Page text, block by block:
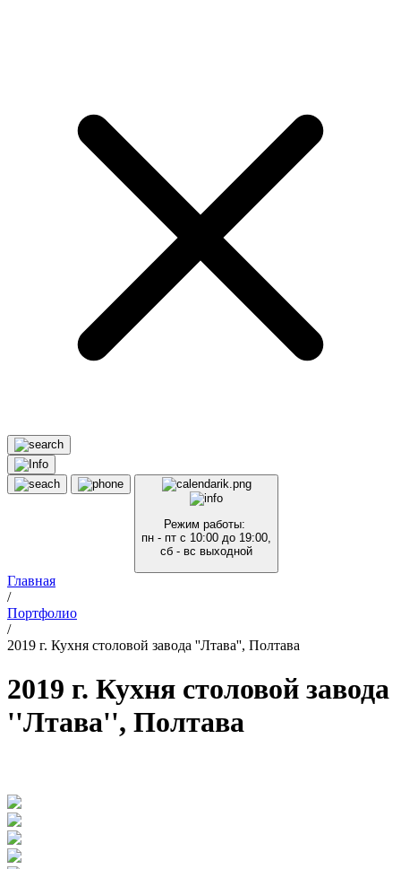
Режим работы:
пн - пт с 10:00 до 19:00,
сб - вс выходной
Главная
/
Портфолио
/
2019 г. Кухня столовой завода ''Лтава'', Полтава
2019 г. Кухня столовой завода
''Лтава'', Полтава